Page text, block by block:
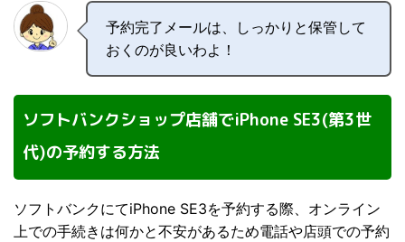
予約完了メールは、しっかりと保管して
おくのが良いわよ！
ソフトバンクショップ店舗でiPhone SE3(第3世
代)の予約する方法
ソフトバンクにてiPhone SE3を予約する際、オンライン
上での手続きは何かと不安があるため電話や店頭での予約